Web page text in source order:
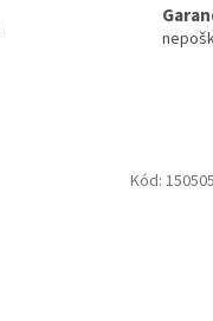
Kód: 150505